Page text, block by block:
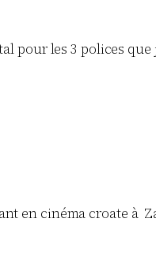
pour les 3 polices
en cinéma croate à